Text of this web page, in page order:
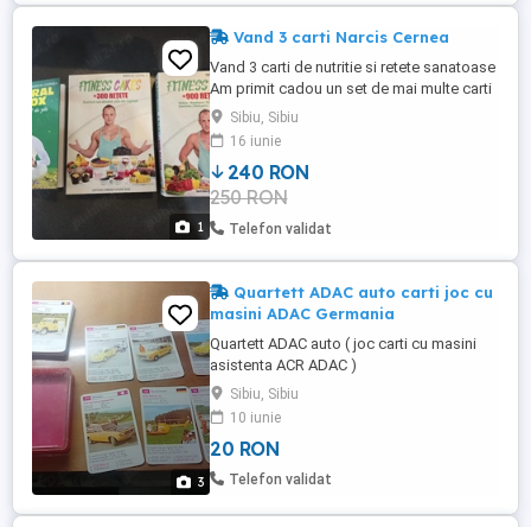
1
Vand 3 carti Narcis Cernea
Vand 3 carti de nutritie si retete sanatoase
Am primit cadou un set de mai multe carti
si le am dublura 85 RON bucata sau 240
RON tot setul
Sibiu, Sibiu
16 iunie
240 RON
250 RON
Telefon validat
3
Quartett ADAC auto carti joc cu
masini ADAC Germania
Quartett ADAC auto ( joc carti cu masini
asistenta ACR ADAC )
Sibiu, Sibiu
10 iunie
20 RON
Telefon validat